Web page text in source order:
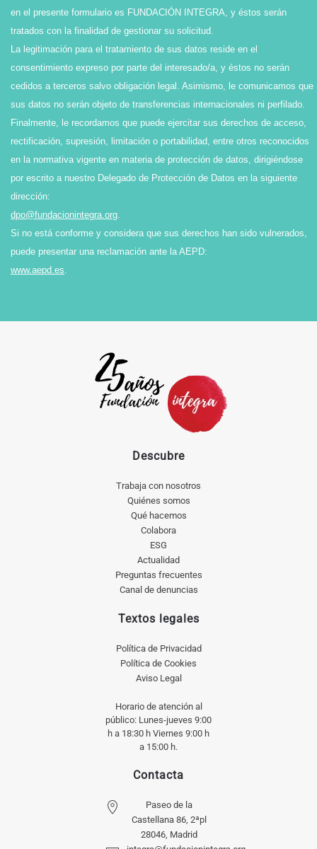
en el presente formulario es FUNDACIÓN INTEGRA, y éstos serán
tratados con la finalidad de gestionar su solicitud.
La legitimación para el tratamiento de sus datos reside en el
consentimiento expreso por parte del interesado/a, y éstos no serán
cedidos a terceros salvo obligación legal. Asimismo, le comunicamos que
sus datos no serán objeto de transferencias internacionales ni perfilado.
Finalmente, le recordamos que puede ejercitar sus derechos de acceso,
rectificación, supresión, limitación o portabilidad, entre otros reconocidos
en la normativa vigente en materia de protección de datos, dirigiéndose
por escrito a nuestro Delegado de Protección de Datos en la siguiente
dirección:
dpo@fundacionintegra.org
Si no está conforme y considera que sus derechos han sido vulnerados,
puede presentar una reclamación ante la AEPD:
www.aepd.es
Descubre
Trabaja con nosotros
Quiénes somos
Qué hacemos
Colabora
ESG
Actualidad
Preguntas frecuentes
Canal de denuncias
Textos legales
Política de Privacidad
Política de Cookies
Aviso Legal
Horario de atención al
público: Lunes-jueves 9:00
h a 18:30 h Viernes 9:00 h
a 15:00 h.
Contacta
Paseo de la
Castellana 86, 2ªpl
28046, Madrid